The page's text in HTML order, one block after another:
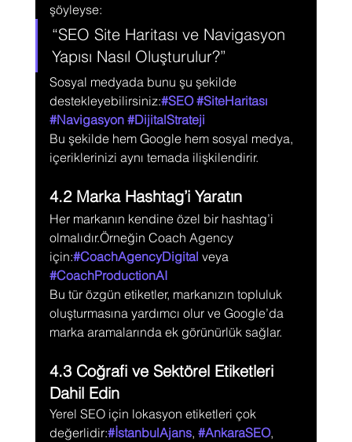
şöyleyse:
“SEO Site Haritası ve Navigasyon
Yapısı Nasıl Oluşturulur?”
Sosyal medyada bunu şu şekilde
destekleyebilirsiniz:#SEO #SiteHaritası
#Navigasyon #DijitalStrateji
Bu şekilde hem Google hem sosyal medya,
içeriklerinizi aynı temada ilişkilendirir.
4.2 Marka Hashtag’i Yaratın
Her markanın kendine özel bir hashtag’i
olmalıdır.Örneğin Coach Agency
için:#CoachAgencyDigital veya
#CoachProductionAI
Bu tür özgün etiketler, markanızın topluluk
oluşturmasına yardımcı olur ve Google’da
marka aramalarında ek görünürlük sağlar.
4.3 Coğrafi ve Sektörel Etiketleri
Dahil Edin
Yerel SEO için lokasyon etiketleri çok
değerlidir:#İstanbulAjans, #AnkaraSEO,